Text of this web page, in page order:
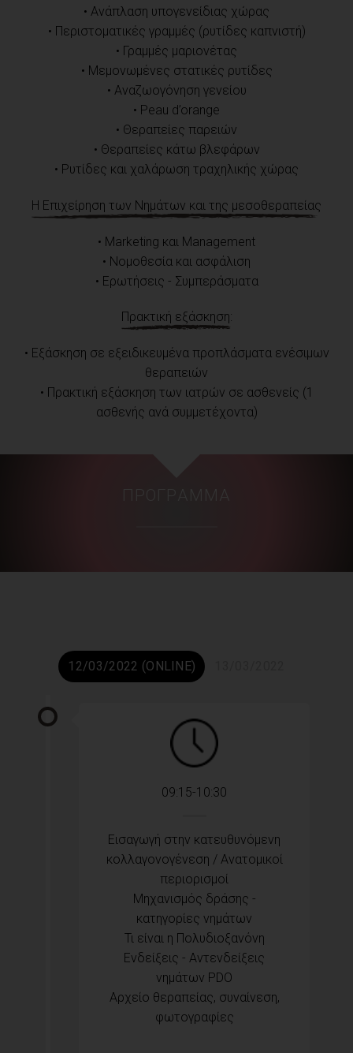
• Ανάπλαση υπογενείδιας χώρας
• Περιστοματικές γραμμές (ρυτίδες καπνιστή)
• Γραμμές μαριονέτας
• Μεμονωμένες στατικές ρυτίδες
• Αναζωογόνηση γενείου
• Peau d’orange
• Θεραπείες παρειών
• Θεραπείες κάτω βλεφάρων
• Ρυτίδες και χαλάρωση τραχηλικής χώρας
Η Επιχείρηση των Νημάτων και της μεσοθεραπείας
• Marketing και Management
• Νομοθεσία και ασφάλιση
• Ερωτήσεις - Συμπεράσματα
Πρακτική εξάσκηση:
• Εξάσκηση σε εξειδικευμένα προπλάσματα ενέσιμων
θεραπειών
• Πρακτική εξάσκηση των ιατρών σε ασθενείς (1
ασθενής ανά συμμετέχοντα)
12/03/2022 (ONLINE)
09:15-10:30
Εισαγωγή στην κατευθυνόμενη
κολλαγονογένεση / Ανατομικοί
περιορισμοί
Μηχανισμός δράσης -
κατηγορίες νημάτων
Τι είναι η Πολυδιοξανόνη
Ενδείξεις - Αντενδείξεις
νημάτων PDO
Αρχείο θεραπείας, συναίνεση,
φωτογραφίες